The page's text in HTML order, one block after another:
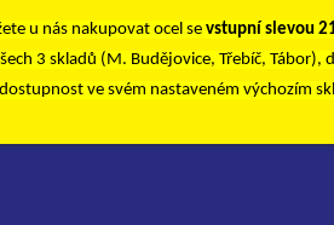
u nás nakupovat ocel se vstupní slevou
3 skladů (M. Budějovice, Třebíč,
ve svém nastaveném výchozím